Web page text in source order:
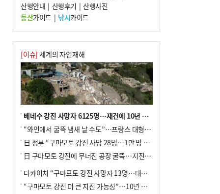
9
외국인 선원 ‘인신매매 경유지’ 된 부산…
우려가 현실로
10 [사설] 해수부 신청사 북항으로 확정, 해양
수도 도약의 전환점
산행안내 | 산행후기 | 산행사진
등산가이드| 낚시가이드
[이슈] 세계의 자연재해
베네수 강진 사망자 6125명…재건에 10년 이상 걸릴수도
“와인에서 굴뚝 냄새 날 수도”…프랑스 대형 산불에 보르도 와인 품질 위협
日 정부 “구마모토 강진 사망 28명…1만 명 대피”
日 구마모토 강진에 무너진 공장 굴뚝…지진 사망자 최소 13명
다카이치 “구마모토 강진 사망자 13명…대규모 피해 확인”
“구마모토 강진 더 큰 지진 가능성”…10년 전 지진에 단층 재활성